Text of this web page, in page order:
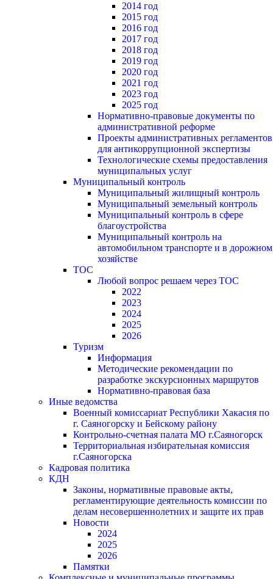
2014 год
2015 год
2016 год
2017 год
2018 год
2019 год
2020 год
2021 год
2023 год
2025 год
Нормативно-правовые документы по
административной реформе
Проекты административных регламентов
для антикоррупционной экспертизы
Технологические схемы предоставления
муниципальных услуг
Муниципальный контроль
Муниципальный жилищный контроль
Муниципальный земельный контроль
Муниципальный контроль в сфере
благоустройства
Муниципальный контроль на
автомобильном транспорте и в дорожном
хозяйстве
ТОС
Любой вопрос решаем через ТОС
2022
2023
2024
2025
2026
Туризм
Информация
Методические рекомендации по
разработке экскурсионных маршрутов
Нормативно-правовая база
Иные ведомства
Военный комиссариат Республики Хакасия по
г. Саяногорску и Бейскому району
Контрольно-счетная палата МО г.Саяногорск
Территориальная избирательная комиссия
г.Саяногорска
Кадровая политика
КДН
Законы, нормативные правовые акты,
регламентирующие деятельность комиссии по
делам несовершеннолетних и защите их прав
Новости
2024
2025
2026
Памятки